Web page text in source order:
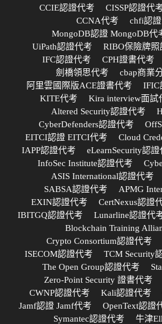
CCIE認證代考
CISSP認證代
CCNA代考
chfi認
MongoDB認證 MongoDB代
UiPath認證代考
RIBO保險牌照
IFC認證代考
CPH證書代考
劍橋領思代考
cbap商業
阿里雲國際版ACE證書代考
IFIC
KITE代考
Kira interview面試
Altered Security認證代考
CyberDefenders認證代考
EITCI認證 EITCI代考
Cloud
IAPP認證代考
eLearnSecurity認證
InfoSec Institute認證代考
ASIS International認證代考
SABSA認證代考
APMG
EXIN認證代考
CertNexus認證
IBITGQ認證代考
Lunarline認證代
Blockchain Training
Crypto Consortium認證代考
ISECOM認證代考
TCM Security
The Open Group認證代考
Zero-Point Security 證書代考
CWNP認證代考
Kali認證代考
Jamf認證 Jamf代考
OpenText認證
Symantec認證代考
牛津